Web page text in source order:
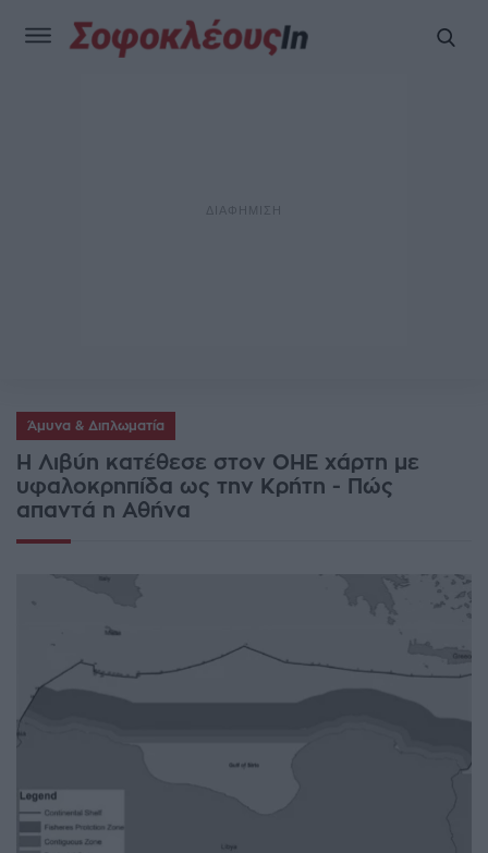
Άμυνα & Διπλωματία
H Λιβύη κατέθεσε στον ΟΗΕ χάρτη με
υφαλοκρηπίδα ως την Κρήτη - Πώς
απαντά η Αθήνα